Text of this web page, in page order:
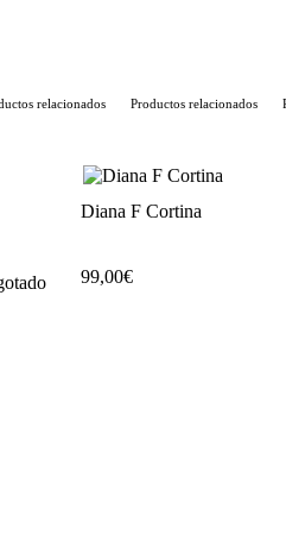
relacionados Productos relacionados
Diana F Cortina
99,00€